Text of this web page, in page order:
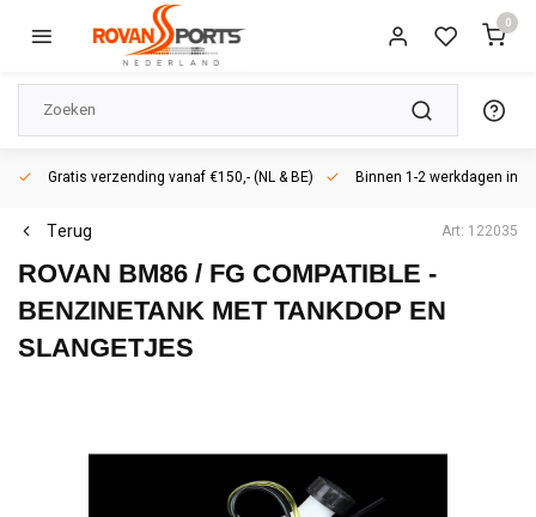
0
Gratis verzending vanaf €150,- (NL & BE) Binnen 1-2 werkdagen in
Terug Art: 122035
ROVAN BM86 / FG COMPATIBLE -
BENZINETANK MET TANKDOP EN
SLANGETJES